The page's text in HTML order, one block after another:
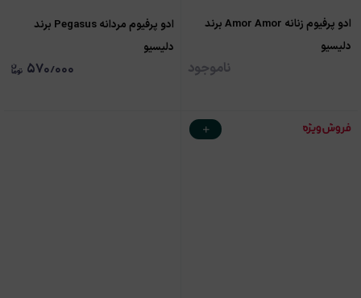
ادو پرفیوم زنانه Amor Amor برند
دلیسیو
ناموجود
ادو پرفیوم مردانه Pegasus برند
دلیسیو
۵۷۰٫۰۰۰